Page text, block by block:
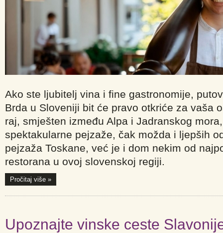
Ako ste ljubitelj vina i fine gastronomije,
Brda u Sloveniji bit će pravo otkriće za vaša
raj, smješten između Alpa i Jadranskog
spektakularne pejzaže, čak možda i ljepših
pejzaža Toskane, već je i dom nekim od
restorana u ovoj slovenskoj regiji.
Pročitaj više »
Upoznajte vinske ceste